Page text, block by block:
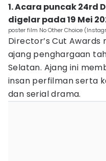
1. Acara puncak 24rd
digelar pada 19 Mei
poster film No Other Choice
Director’s Cut
ajang penghargaan
Selatan. Ajang ini
insan perfilman serta
dan serial drama.